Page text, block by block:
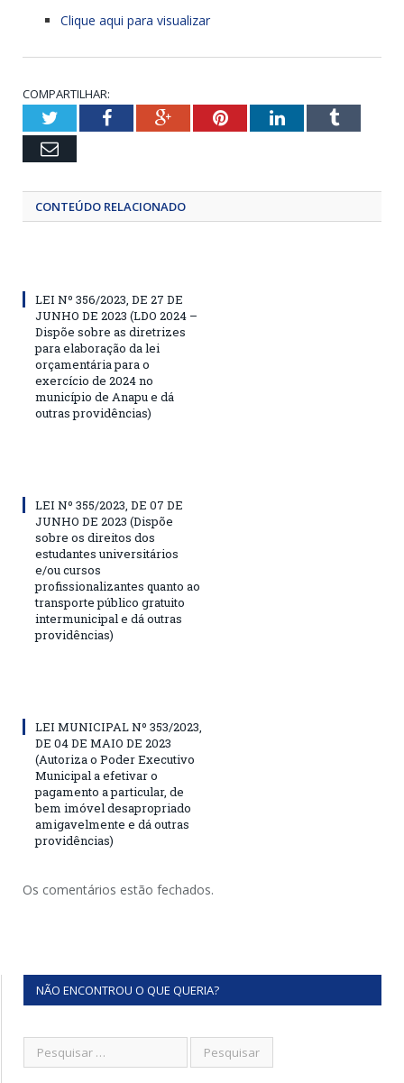
Clique aqui para visualizar
COMPARTILHAR:
TwitterFacebookGoogle+PinterestLinkedInTumblr
Email
CONTEÚDO RELACIONADO
LEI Nº 356/2023, DE 27 DE
JUNHO DE 2023 (LDO 2024 –
Dispõe sobre as diretrizes
para elaboração da lei
orçamentária para o
exercício de 2024 no
município de Anapu e dá
outras providências)
LEI Nº 355/2023, DE 07 DE
JUNHO DE 2023 (Dispõe
sobre os direitos dos
estudantes universitários
e/ou cursos
profissionalizantes quanto ao
transporte público gratuito
intermunicipal e dá outras
providências)
LEI MUNICIPAL Nº 353/2023,
DE 04 DE MAIO DE 2023
(Autoriza o Poder Executivo
Municipal a efetivar o
pagamento a particular, de
bem imóvel desapropriado
amigavelmente e dá outras
providências)
Os comentários estão fechados.
NÃO ENCONTROU O QUE QUERIA?